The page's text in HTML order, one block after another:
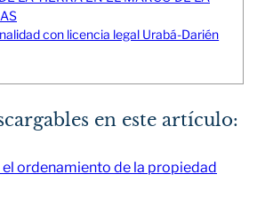
con licencia legal Urabá-Darién
en este artículo:
ordenamiento de la propiedad